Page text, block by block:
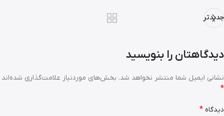
جدیدتر
دیدگاهتان را بنویسید
نشانی ایمیل شما منتشر نخواهد شد. بخش‌های موردنیاز علامت‌گذاری شده‌اند
*
دیدگاه *